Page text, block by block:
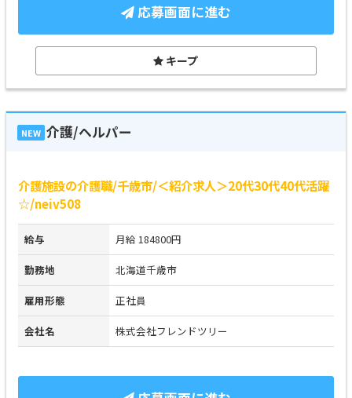
応募画面に進む
キープ
NEW 介護/ヘルパー
介護施設の介護職/千歳市/＜紹介求人＞20代30代40代活躍
☆/neiv508
給与 月給 184800円
勤務地 北海道千歳市
雇用形態 正社員
会社名 株式会社フレンドツリー